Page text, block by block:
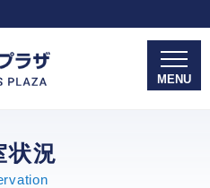
状況
MENU